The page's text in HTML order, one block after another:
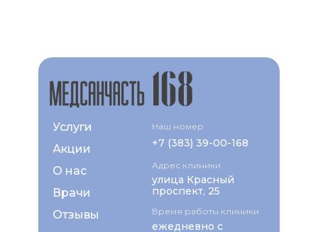
Услуги
Акции
Врачи
О нас
+7 (383) 39-00-168
Отзывы
Наш номер
ежедневно с
Время работы клиники
Адрес клиники
улица Красный
проспект, 25